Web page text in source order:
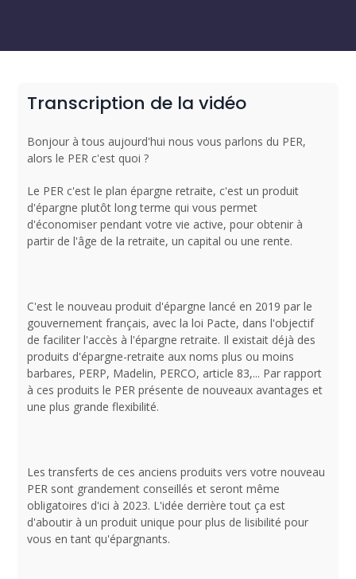
Transcription de la vidéo
Bonjour à tous aujourd'hui nous vous parlons du PER,
alors le PER c'est quoi ?
Le PER c'est le plan épargne retraite, c'est un produit
d'épargne plutôt long terme qui vous permet
d'économiser pendant votre vie active, pour obtenir à
partir de l'âge de la retraite, un capital ou une rente.
C'est le nouveau produit d'épargne lancé en 2019 par le
gouvernement français, avec la loi Pacte, dans l'objectif
de faciliter l'accès à l'épargne retraite. Il existait déjà des
produits d'épargne-retraite aux noms plus ou moins
barbares, PERP, Madelin, PERCO, article 83,... Par rapport
à ces produits le PER présente de nouveaux avantages et
une plus grande flexibilité.
Les transferts de ces anciens produits vers votre nouveau
PER sont grandement conseillés et seront même
obligatoires d'ici à 2023. L'idée derrière tout ça est
d'aboutir à un produit unique pour plus de lisibilité pour
vous en tant qu'épargnants.